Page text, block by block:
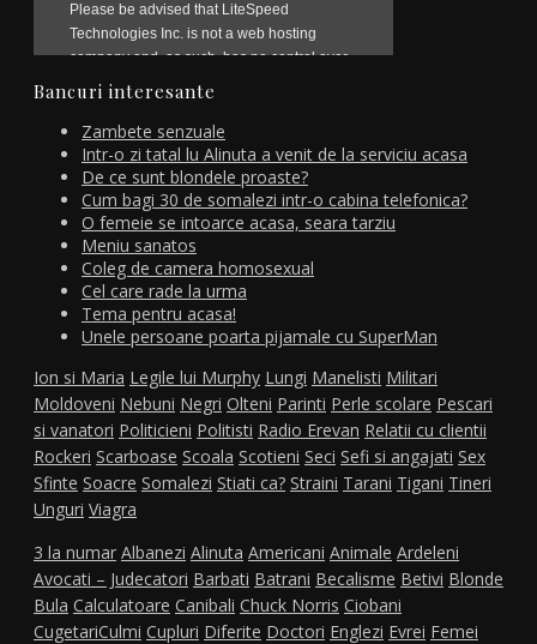
Bancuri interesante
Zambete senzuale
Intr-o zi tatal lu Alinuta a venit de la serviciu acasa
De ce sunt blondele proaste?
Cum bagi 30 de somalezi intr-o cabina telefonica?
O femeie se intoarce acasa, seara tarziu
Meniu sanatos
Coleg de camera homosexual
Cel care rade la urma
Tema pentru acasa!
Unele persoane poarta pijamale cu SuperMan
Ion si Maria Legile lui Murphy Lungi Manelisti Militari
Moldoveni Nebuni Negri Olteni Parinti Perle scolare Pescari
si vanatori Politicieni Politisti Radio Erevan Relatii cu clientii
Rockeri Scarboase Scoala Scotieni Seci Sefi si angajati Sex
Sfinte Soacre Somalezi Stiati ca? Straini Tarani Tigani Tineri
Unguri Viagra
3 la numar Albanezi Alinuta Americani Animale Ardeleni
Avocati – Judecatori Barbati Batrani Becalisme Betivi Blonde
Bula Calculatoare Canibali Chuck Norris Ciobani
CugetariCulmi Cupluri Diferite Doctori Englezi Evrei Femei